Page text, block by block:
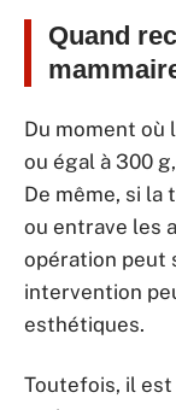
Quand
Du moment où
ou égal à 300
De même, si la
ou entrave les
opération peut
intervention
esthétiques.
Toutefois, il est